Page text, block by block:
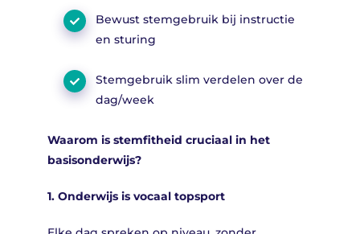
Bewust stemgebruik bij instructie
en sturing
Stemgebruik slim verdelen over de
dag/week
Waarom is stemfitheid cruciaal in het
basisonderwijs?
1. Onderwijs is vocaal topsport